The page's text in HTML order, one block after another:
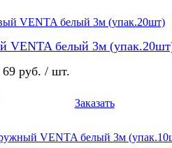
VENTA белый 3м
69 руб. / шт.
Заказать